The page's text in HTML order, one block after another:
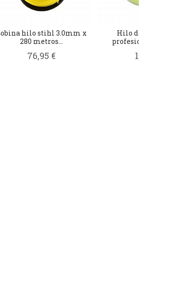
hilo stihl 3.0mm x
280 metros...
76,95 €
Hilo
profesional
15,95 €